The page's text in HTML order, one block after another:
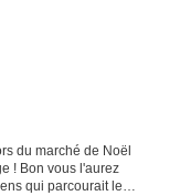
du marché de Noël
! Bon vous l'aurez
qui parcourait le